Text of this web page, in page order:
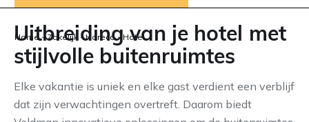
Home-Zakelijk -Horeca- Hotel
Uitbreiding van je hotel met
stijlvolle buitenruimtes
Elke vakantie is uniek en elke gast verdient een verblijf
dat zijn verwachtingen overtreft. Daarom biedt